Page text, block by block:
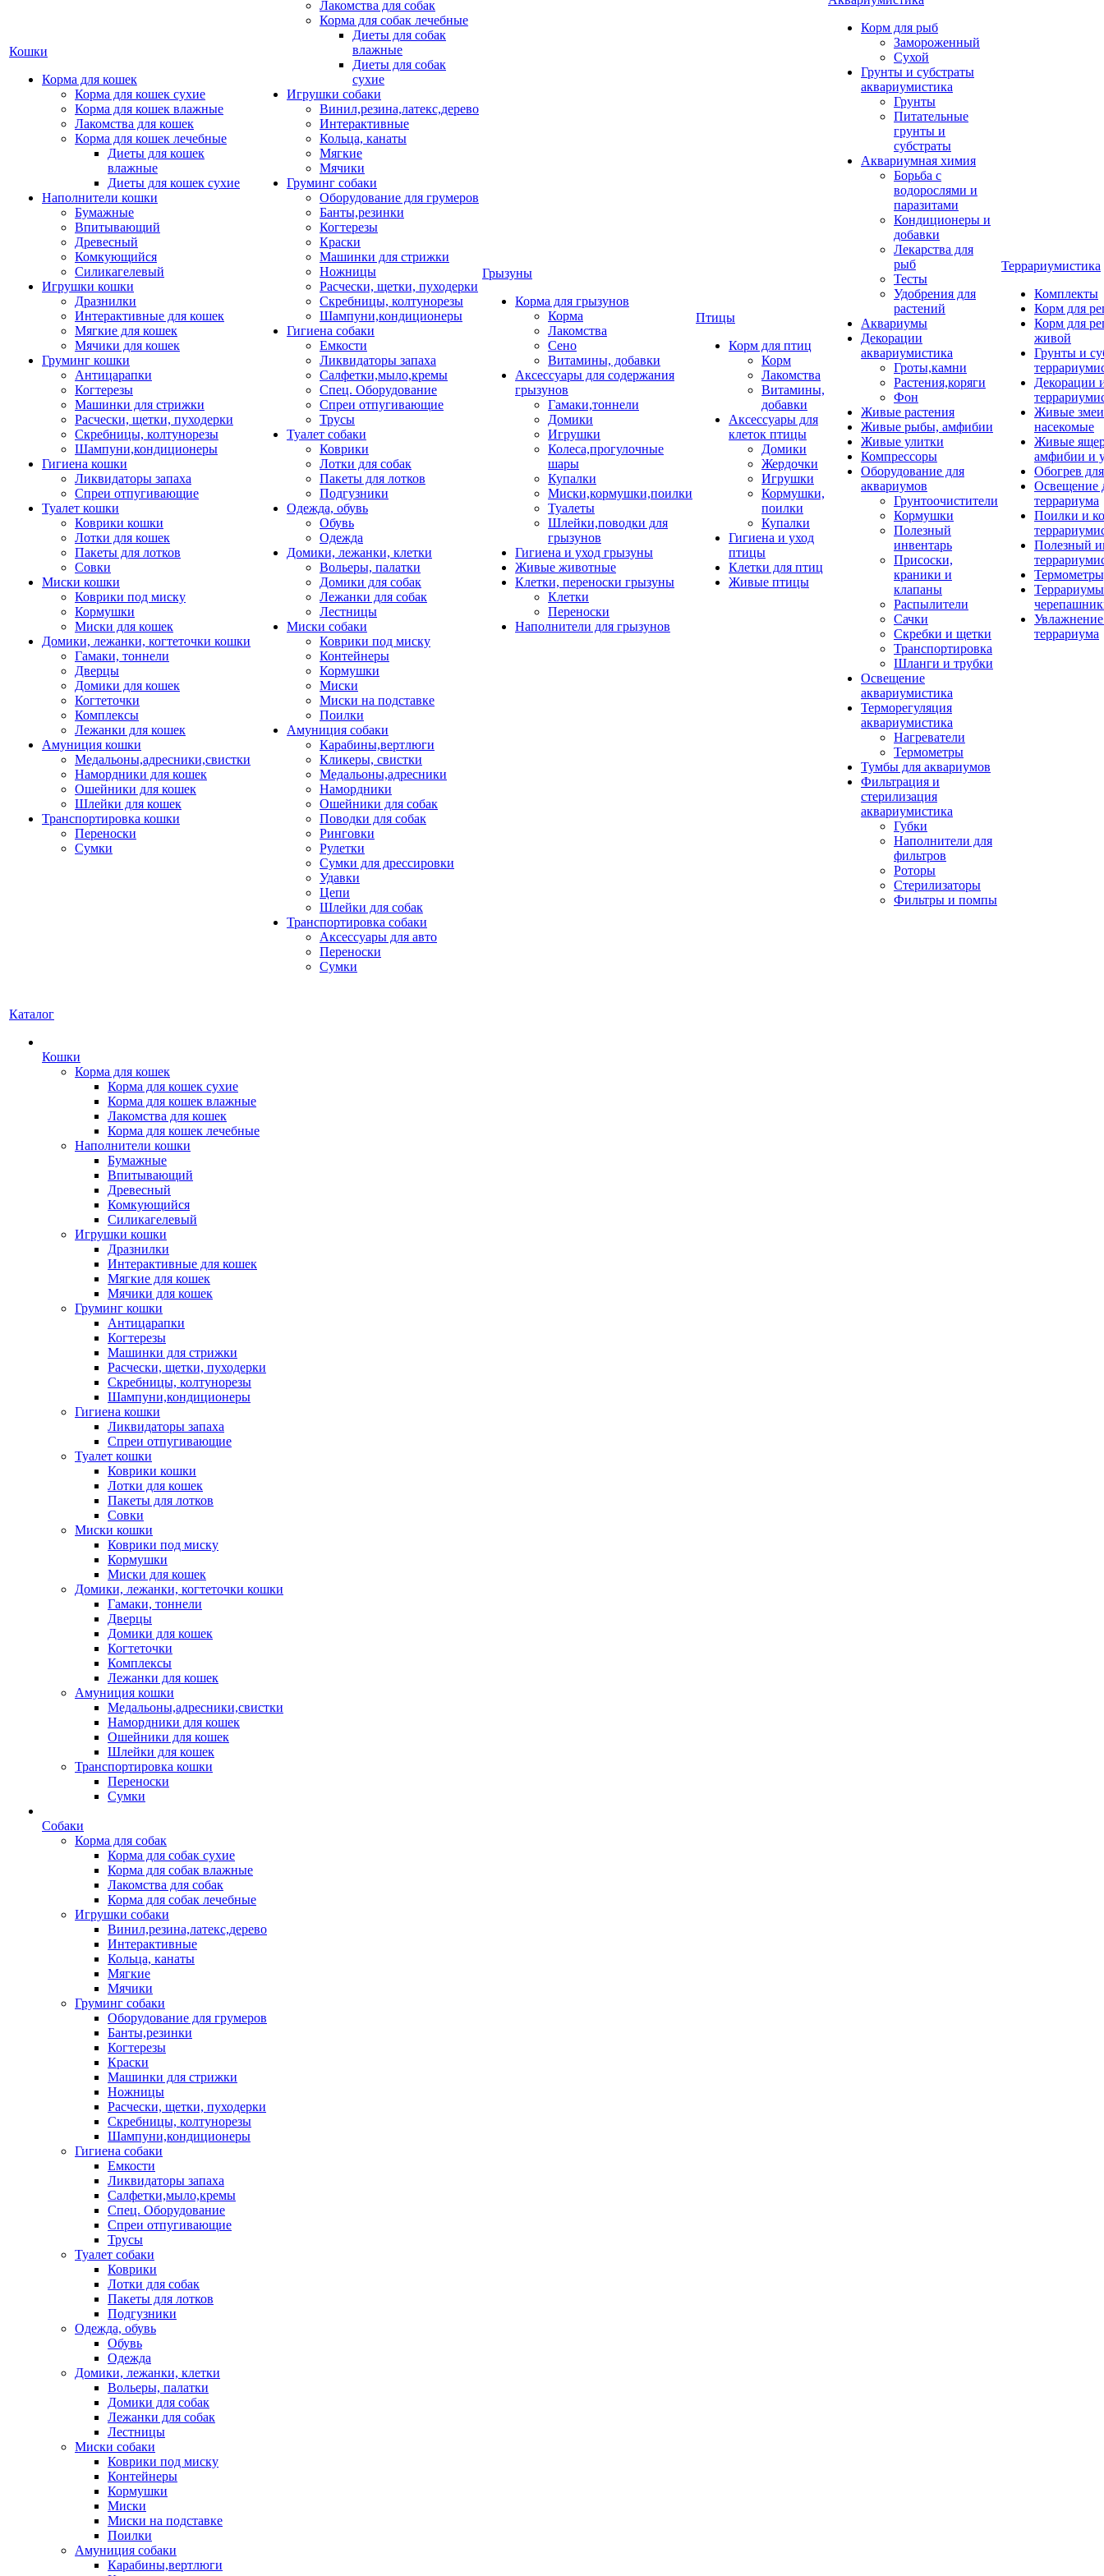
Кошки
Корма для кошек
Корма для кошек сухие
Корма для кошек влажные
Лакомства для кошек
Корма для кошек лечебные
Диеты для кошек
влажные
Диеты для кошек сухие
Наполнители кошки
Бумажные
Впитывающий
Древесный
Комкующийся
Силикагелевый
Игрушки кошки
Дразнилки
Интерактивные для кошек
Мягкие для кошек
Мячики для кошек
Груминг кошки
Антицарапки
Когтерезы
Машинки для стрижки
Расчески, щетки, пуходерки
Скребницы, колтунорезы
Шампуни,кондиционеры
Гигиена кошки
Ликвидаторы запаха
Спреи отпугивающие
Туалет кошки
Коврики кошки
Лотки для кошек
Пакеты для лотков
Совки
Миски кошки
Коврики под миску
Кормушки
Миски для кошек
Домики, лежанки, когтеточки кошки
Гамаки, тоннели
Дверцы
Домики для кошек
Когтеточки
Комплексы
Лежанки для кошек
Амуниция кошки
Медальоны,адресники,свистки
Намордники для кошек
Ошейники для кошек
Шлейки для кошек
Транспортировка кошки
Переноски
Сумки
Лакомства для собак
Корма для собак лечебные
Диеты для собак
влажные
Диеты для собак
сухие
Игрушки собаки
Винил,резина,латекс,дерево
Интерактивные
Кольца, канаты
Мягкие
Мячики
Груминг собаки
Оборудование для грумеров
Банты,резинки
Когтерезы
Краски
Машинки для стрижки
Ножницы
Расчески, щетки, пуходерки
Скребницы, колтунорезы
Шампуни,кондиционеры
Гигиена собаки
Емкости
Ликвидаторы запаха
Салфетки,мыло,кремы
Спец. Оборудование
Спреи отпугивающие
Трусы
Туалет собаки
Коврики
Лотки для собак
Пакеты для лотков
Подгузники
Одежда, обувь
Обувь
Одежда
Домики, лежанки, клетки
Вольеры, палатки
Домики для собак
Лежанки для собак
Лестницы
Миски собаки
Коврики под миску
Контейнеры
Кормушки
Миски
Миски на подставке
Поилки
Амуниция собаки
Карабины,вертлюги
Кликеры, свистки
Медальоны,адресники
Намордники
Ошейники для собак
Поводки для собак
Ринговки
Рулетки
Сумки для дрессировки
Удавки
Цепи
Шлейки для собак
Транспортировка собаки
Аксессуары для авто
Переноски
Сумки
Грызуны
Корма для грызунов
Корма
Лакомства
Сено
Витамины, добавки
Аксессуары для содержания
грызунов
Гамаки,тоннели
Домики
Игрушки
Колеса,прогулочные
шары
Купалки
Миски,кормушки,поилки
Туалеты
Шлейки,поводки для
грызунов
Гигиена и уход грызуны
Живые животные
Клетки, переноски грызуны
Клетки
Переноски
Наполнители для грызунов
Птицы
Корм для птиц
Корм
Лакомства
Витамины,
добавки
Аксессуары для
клеток птицы
Домики
Жердочки
Игрушки
Кормушки,
поилки
Купалки
Гигиена и уход
птицы
Клетки для птиц
Живые птицы
Корм для рыб
Замороженный
Сухой
Грунты и субстраты
аквариумистика
Грунты
Питательные
грунты и
субстраты
Аквариумная химия
Борьба с
водорослями и
паразитами
Кондиционеры и
добавки
Лекарства для
рыб
Тесты
Удобрения для
растений
Аквариумы
Декорации
аквариумистика
Гроты,камни
Растения,коряги
Фон
Живые растения
Живые рыбы, амфибии
Живые улитки
Компрессоры
Оборудование для
аквариумов
Грунтоочистители
Кормушки
Полезный
инвентарь
Присоски,
краники и
клапаны
Распылители
Сачки
Скребки и щетки
Транспортировка
Шланги и трубки
Освещение
аквариумистика
Терморегуляция
аквариумистика
Нагреватели
Термометры
Тумбы для аквариумов
Фильтрация и
стерилизация
аквариумистика
Губки
Наполнители для
фильтров
Роторы
Стерилизаторы
Фильтры и помпы
Террариумистика
Комплекты
Корм для
Корм для
живой
Грунты и
Декорации
Живые
насекомые
Живые
амфибии и
Обогрев
Освещение
террариума
Поилки и
Полезный
террариума
Каталог
Кошки
Корма для кошек
Корма для кошек сухие
Корма для кошек влажные
Лакомства для кошек
Корма для кошек лечебные
Наполнители кошки
Бумажные
Впитывающий
Древесный
Комкующийся
Силикагелевый
Игрушки кошки
Дразнилки
Интерактивные для кошек
Мягкие для кошек
Мячики для кошек
Груминг кошки
Антицарапки
Когтерезы
Машинки для стрижки
Расчески, щетки, пуходерки
Скребницы, колтунорезы
Шампуни,кондиционеры
Гигиена кошки
Ликвидаторы запаха
Спреи отпугивающие
Туалет кошки
Коврики кошки
Лотки для кошек
Пакеты для лотков
Совки
Миски кошки
Коврики под миску
Кормушки
Миски для кошек
Домики, лежанки, когтеточки кошки
Гамаки, тоннели
Дверцы
Домики для кошек
Когтеточки
Комплексы
Лежанки для кошек
Амуниция кошки
Медальоны,адресники,свистки
Намордники для кошек
Ошейники для кошек
Шлейки для кошек
Транспортировка кошки
Переноски
Сумки
Собаки
Корма для собак
Корма для собак сухие
Корма для собак влажные
Лакомства для собак
Корма для собак лечебные
Игрушки собаки
Винил,резина,латекс,дерево
Интерактивные
Кольца, канаты
Мягкие
Мячики
Груминг собаки
Оборудование для грумеров
Банты,резинки
Когтерезы
Краски
Машинки для стрижки
Ножницы
Расчески, щетки, пуходерки
Скребницы, колтунорезы
Шампуни,кондиционеры
Гигиена собаки
Емкости
Ликвидаторы запаха
Салфетки,мыло,кремы
Спец. Оборудование
Спреи отпугивающие
Трусы
Туалет собаки
Коврики
Лотки для собак
Пакеты для лотков
Подгузники
Одежда, обувь
Обувь
Одежда
Домики, лежанки, клетки
Вольеры, палатки
Домики для собак
Лежанки для собак
Лестницы
Миски собаки
Коврики под миску
Контейнеры
Кормушки
Миски
Миски на подставке
Поилки
Амуниция собаки
Карабины,вертлюги